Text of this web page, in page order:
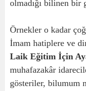
olmadığı bilinen bir
Örnekler o kadar
İmam hatiplere ve
Laik Eğitim İçin
muhafazakâr
gösteriler, bilumum